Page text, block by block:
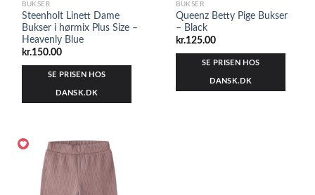
BUKSER
Steenholt Linett Dame
Bukser i hørmix Plus Size –
Heavenly Blue
kr.150.00
SE PRISEN HOS
DANSK.DK
BUKSER
Queenz Betty Pige Bukser
– Black
kr.125.00
SE PRISEN HOS
DANSK.DK